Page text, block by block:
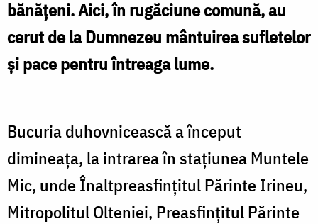
bănățeni. Aici, în rugăciune comună, au
cerut de la Dumnezeu mântuirea sufletelor
și pace pentru întreaga lume.
Bucuria duhovnicească a început
dimineața, la intrarea în stațiunea Muntele
Mic, unde Înaltpreasfințitul Părinte Irineu,
Mitropolitul Olteniei, Preasfințitul Părinte